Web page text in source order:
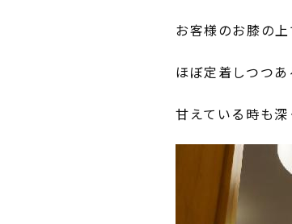
お客様のお膝の
ほぼ定着しつつあ
甘えている時も